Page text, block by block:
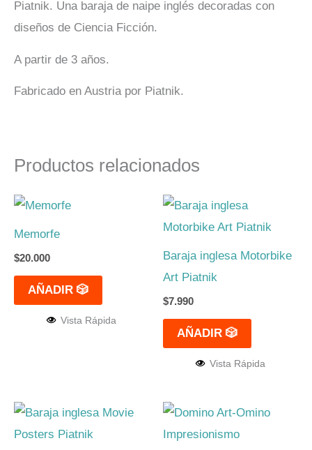
Piatnik. Una baraja de naipe inglés decoradas con
diseños de Ciencia Ficción.
A partir de 3 años.
Fabricado en Austria por Piatnik.
Productos relacionados
Memorfe
$20.000
AÑADIR 🎲
Vista Rápida
Baraja inglesa Motorbike
Art Piatnik
$7.990
AÑADIR 🎲
Vista Rápida